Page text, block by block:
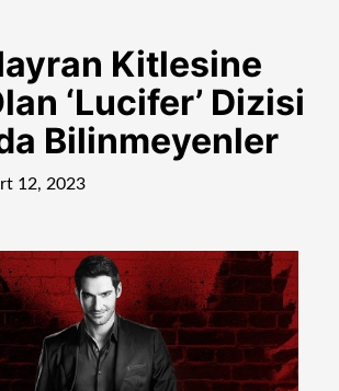
Kitlesine
‘Lucifer’ Dizisi
Bilinmeyenler
12, 2023